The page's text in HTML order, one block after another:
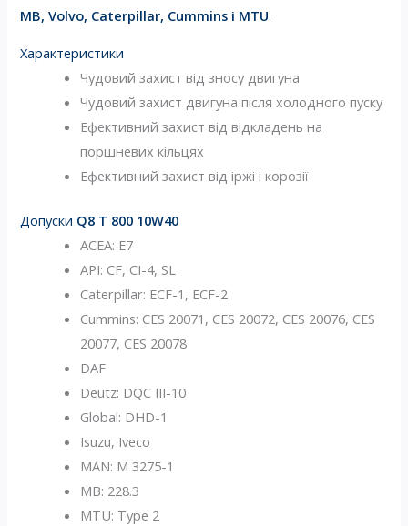
MB, Volvo, Caterpillar, Cummins і MTU.
Характеристики
Чудовий захист від зносу двигуна
Чудовий захист двигуна після холодного пуску
Ефективний захист від відкладень на
поршневих кільцях
Ефективний захист від іржі і корозії
Допуски Q8 T 800 10W40
ACEA: E7
API: CF, CI-4, SL
Caterpillar: ECF-1, ECF-2
Cummins: CES 20071, CES 20072, CES 20076, CES
20077, CES 20078
DAF
Deutz: DQC III-10
Global: DHD-1
Isuzu, Iveco
MAN: M 3275-1
MB: 228.3
MTU: Type 2